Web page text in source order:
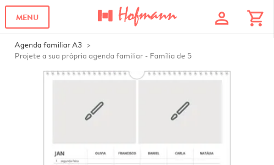
MENU profile shopping_cart
Agenda familiar A3
Projete a sua própria agenda familiar - Família de 5